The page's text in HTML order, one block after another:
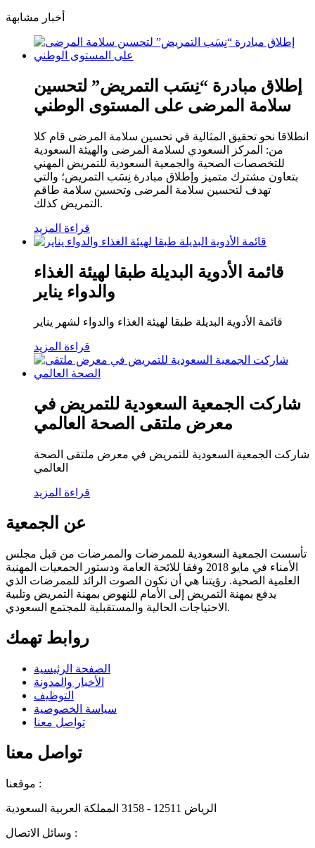
أخبار مشابهة
إطلاق مبادرة “نِسَب التمريض” لتحسين
سلامة المرضى على المستوى الوطني
انطلاقا نحو تحقيق المثالية في تحسين سلامة المرضى قام كلا
من: المركز السعودي لسلامة المرضى والهيئة السعودية
للتخصصات الصحية والجمعية السعودية للتمريض المهني
بتعاون مشترك متميز وإطلاق مبادرة نِسَب التمريض؛ والتي
تهدف لتحسين سلامة المرضى وتحسين سلامة طاقم
التمريض كذلك.
قراءة المزيد
قائمة الأدوية البديلة طبقا لهيئة الغذاء
والدواء يناير
قائمة الأدوية البديلة طبقا لهيئة الغذاء والدواء لشهر يناير
قراءة المزيد
شاركت الجمعية السعودية للتمريض في
معرض ملتقى الصحة العالمي
شاركت الجمعية السعودية للتمريض في معرض ملتقى الصحة
العالمي
قراءة المزيد
عن الجمعية
تأسست الجمعية السعودية للممرضات والممرضات من قبل مجلس
الأمناء في مايو 2018 وفقا للائحة العامة ودستور الجمعيات المهنية
العلمية الصحية. رؤيتنا هي أن نكون الصوت الرائد للممرضات الذي
يدفع بمهنة التمريض إلى الأمام للنهوض بمهنة التمريض وتلبية
الاحتياجات الحالية والمستقبلية للمجتمع السعودي.
روابط تهمك
الصفحة الرئيسية
الأخبار والمدونة
التوظيف
سياسة الخصوصية
تواصل معنا
تواصل معنا
موقعنا :
الرياض 12511 - 3158 المملكة العربية السعودية
وسائل الاتصال :